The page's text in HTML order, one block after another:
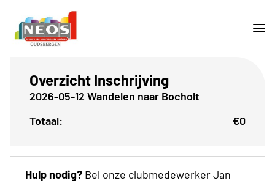
Overzicht Inschrijving
2026-05-12 Wandelen naar Bocholt
Totaal:
€0
Hulp nodig? Bel onze clubmedewerker Jan